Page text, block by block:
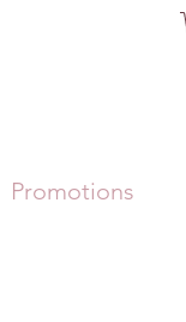
Promotions